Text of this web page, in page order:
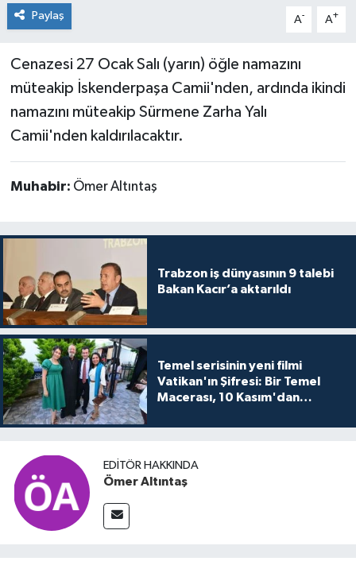
Paylaş A- A+
Cenazesi 27 Ocak Salı (yarın) öğle namazını
müteakip İskenderpaşa Camii'nden, ardında ikindi
namazını müteakip Sürmene Zarha Yalı
Camii'nden kaldırılacaktır.
Muhabir: Ömer Altıntaş
Trabzon iş dünyasının 9 talebi
Bakan Kacır’a aktarıldı
Temel serisinin yeni filmi
Vatikan'ın Şifresi: Bir Temel
Macerası, 10 Kasım'dan
buluşuyo
EDITÖR HAKKINDA
Ömer Altıntaş